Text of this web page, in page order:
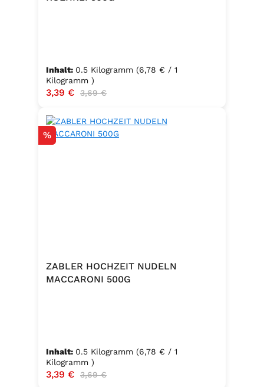
Inhalt: 0.5 Kilogramm (6,78 € / 1
Kilogramm )
Verkaufspreis:
3,39 € Regulärer Preis:
3,69 €
Rabatt
%
ZABLER HOCHZEIT NUDELN
MACCARONI 500G
Inhalt: 0.5 Kilogramm (6,78 € / 1
Kilogramm )
Verkaufspreis:
3,39 € Regulärer Preis:
3,69 €